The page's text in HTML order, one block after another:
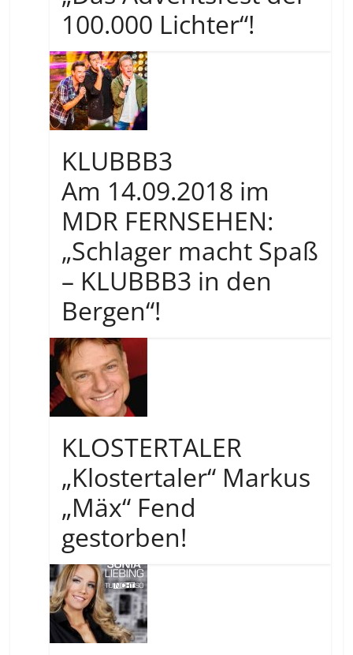
100.000 Lichter“!
KLUBBB3
Am 14.09.2018 im
MDR FERNSEHEN:
„Schlager macht Spaß
– KLUBBB3 in den
Bergen“!
KLOSTERTALER
„Klostertaler“ Markus
„Mäx“ Fend
gestorben!